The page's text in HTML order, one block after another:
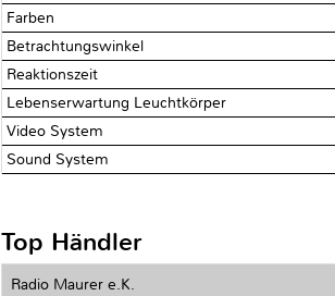
Farben
Betrachtungswinkel
Reaktionszeit
Lebenserwartung Leuchtkörper
Video System
Sound System
Top Händler
Radio Maurer e.K.